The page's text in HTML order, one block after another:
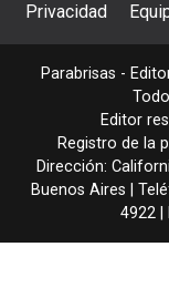
Privacidad
Parabrisas -
Editor
Registro de la
Dirección:
Buenos Aires |
4922